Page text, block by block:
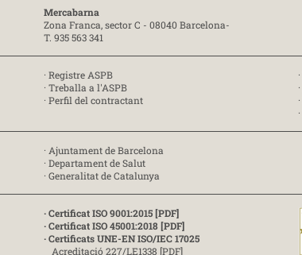
Mercabarna
Zona Franca, sector C - 08040 Barcelona-
T. 935 563 341
· Registre ASPB
· Treballa a l'ASPB
· Perfil del contractant
·
·
·
·
· Ajuntament de Barcelona
· Departament de Salut
· Generalitat de Catalunya
· Certificat ISO 9001:2015 [PDF]
· Certificat ISO 45001:2018 [PDF]
· Certificats UNE-EN ISO/IEC 17025
Acreditació 227/LE1338 [PDF]